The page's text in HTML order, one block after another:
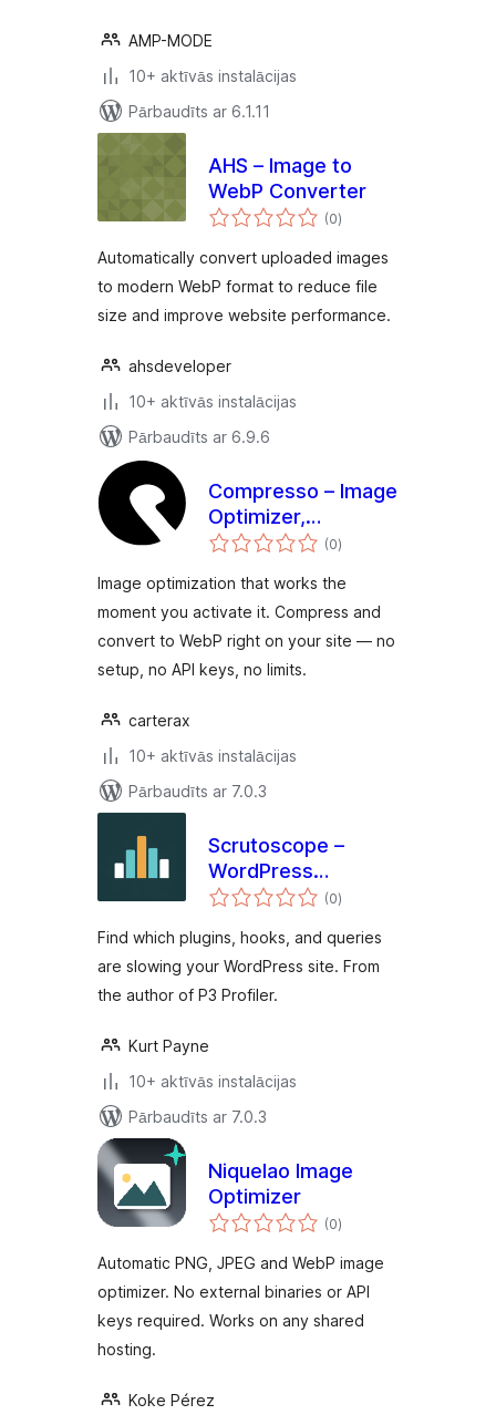
AMP-MODE
10+ aktīvās instalācijas
Pārbaudīts ar 6.1.11
AHS – Image to
WebP Converter
(0vērtējumu
kopsumma
)
Automatically convert uploaded images
to modern WebP format to reduce file
size and improve website performance.
ahsdeveloper
10+ aktīvās instalācijas
Pārbaudīts ar 6.9.6
Compresso – Image
Optimizer,
Compress &
WebP
(0vērtējumu
kopsumma
)
Image optimization that works the
moment you activate it. Compress and
convert to WebP right on your site — no
setup, no API keys, no limits.
carterax
10+ aktīvās instalācijas
Pārbaudīts ar 7.0.3
Scrutoscope –
WordPress
Performance(0vērtējumu
kopsumma
)
Find which plugins, hooks, and queries
are slowing your WordPress site. From
the author of P3 Profiler.
Kurt Payne
10+ aktīvās instalācijas
Pārbaudīts ar 7.0.3
Niquelao Image
Optimizer
(0vērtējumu
kopsumma
)
Automatic PNG, JPEG and WebP image
optimizer. No external binaries or API
keys required. Works on any shared
hosting.
Koke Pérez